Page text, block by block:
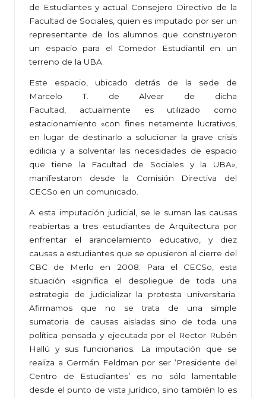
de Estudiantes y actual Consejero Directivo de la
Facultad de Sociales, quien es imputado por ser un
representante de los alumnos que construyeron
un espacio para el Comedor Estudiantil en un
terreno de la UBA.
Este espacio, ubicado detrás de la sede de
Marcelo T. de Alvear de dicha
Facultad, actualmente es utilizado como
estacionamiento «con fines netamente lucrativos,
en lugar de destinarlo a solucionar la grave crisis
edilicia y a solventar las necesidades de espacio
que tiene la Facultad de Sociales y la UBA»,
manifestaron desde la Comisión Directiva del
CECSo en un comunicado.
A esta imputación judicial, se le suman las causas
reabiertas a tres estudiantes de Arquitectura por
enfrentar el arancelamiento educativo, y diez
causas a estudiantes que se opusieron al cierre del
CBC de Merlo en 2008. Para el CECSo, esta
situación «significa el despliegue de toda una
estrategia de judicializar la protesta universitaria.
Afirmamos que no se trata de una simple
sumatoria de causas aisladas sino de toda una
política pensada y ejecutada por el Rector Rubén
Hallú y sus funcionarios. La imputación que se
realiza a Germán Feldman por ser ‘Presidente del
Centro de Estudiantes’ es no sólo lamentable
desde el punto de vista jurídico, sino también lo es